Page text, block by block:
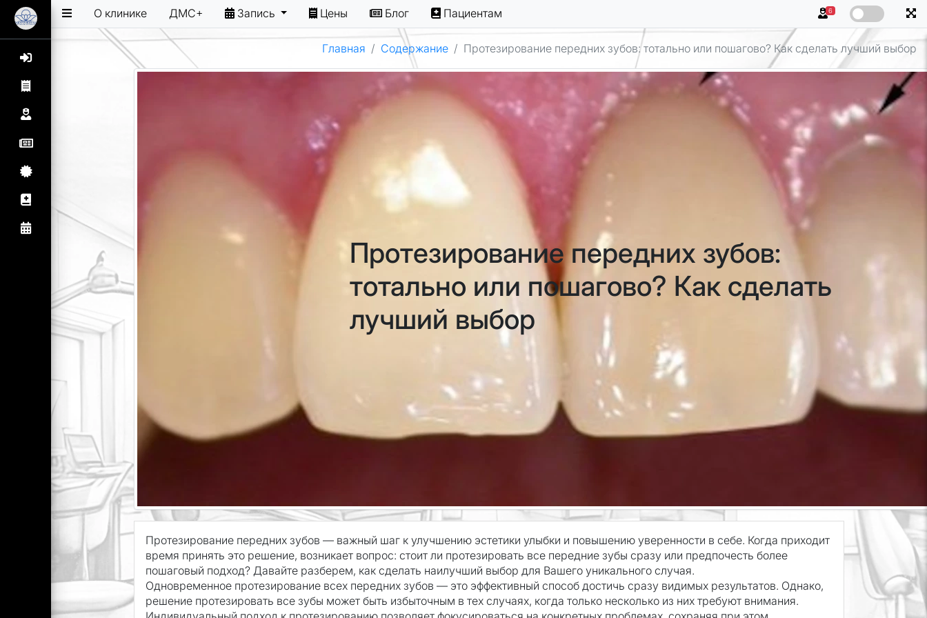
О клинике ДМС+ Запись Цены Блог Пациентам 6
Главная Содержание Протезирование передних зубов: тотально или пошагово? Как сделать лучший выбор
Протезирование передних зубов:
тотально или пошагово? Как сделать
лучший выбор
Протезирование передних зубов — важный шаг к улучшению эстетики улыбки и повышению уверенности в себе. Когда приходит
время принять это решение, возникает вопрос: стоит ли протезировать все передние зубы сразу или предпочесть более
пошаговый подход? Давайте разберем, как сделать наилучший выбор для Вашего уникального случая.
Одновременное протезирование всех передних зубов — это эффективный способ достичь сразу видимых результатов. Однако,
решение протезировать все зубы может быть избыточным в тех случаях, когда только несколько из них требуют внимания.